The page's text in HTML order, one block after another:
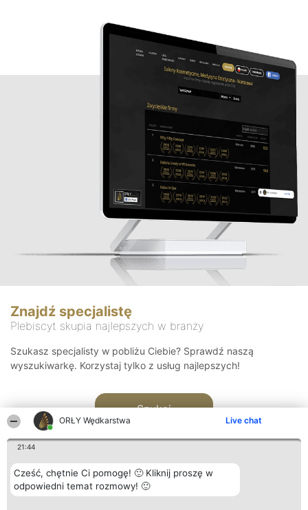
ORŁY Wędkarstwa Live chat
21:44
Cześć, chętnie Ci pomogę! 🙂 Kliknij proszę w
odpowiedni temat rozmowy! 🙂
Znajdź specjalistę
Plebiscyt skupia najlepszych w branży
Szukasz specjalisty w pobliżu Ciebie? Sprawdź naszą
wyszukiwarkę. Korzystaj tylko z usług najlepszych!
Szukaj